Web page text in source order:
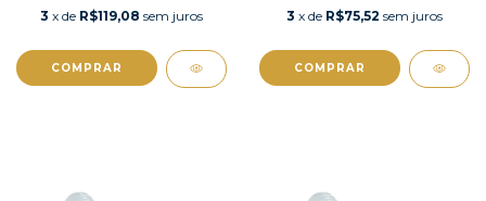
3 x de R$119,08 sem juros
COMPRAR
3 x de R$75,52 sem juros
COMPRAR